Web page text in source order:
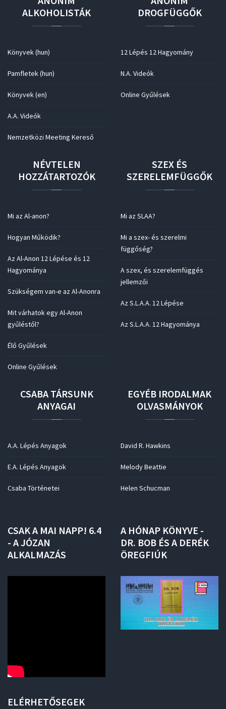
ALKOHOLISTÁK
Könyvek (hun)
Pamfletek (hun)
Könyvek (en)
A.A. Videók
Nemzetközi Meeting Kereső
DROGFÜGGŐK
12 Lépés 12 Hagyomány
N.A. Videók
Online Gyűlések
NÉVTELEN
HOZZÁTARTOZÓK
Mi az Al-anon?
Hogyan Működik?
Az Al-Anon 12 Lépése és 12
Hagyománya
Szükségem van-e az Al-Anonra
Mit várhatok egy Al-Anon
gyűléstől?
Élő Gyűlések
Online Gyűlések
SZEX ÉS
SZERELEMFÜGGŐK
Mi az SLAA?
Mi a szex- és szerelmi
függőség?
A szex, és szerelemfüggés
jellemzői
Az S.L.A.A. 12 Lépése
Az S.L.A.A. 12 Hagyománya
CSABA TÁRSUNK
ANYAGAI
A.A. Lépés Anyagok
E.A. Lépés Anyagok
Csaba Történetei
EGYÉB IRODALMAK
OLVASMÁNYOK
David R. Hawkins
Melody Beattie
Helen Schucman
CSAKA MAI NAPP! 6.4
- AJÓZAN
ALKALMAZÁS
A HÓNAP KÖNYVE -
DR. BOB ÉS A DERÉK
ÖREGFIÚK
ELÉRHETŐSEGEK